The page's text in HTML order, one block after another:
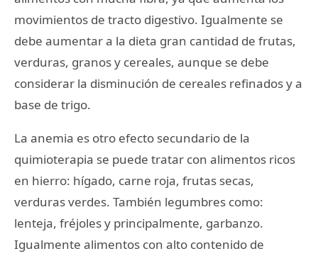
movimientos de tracto digestivo. Igualmente se
debe aumentar a la dieta gran cantidad de frutas,
verduras, granos y cereales, aunque se debe
considerar la disminución de cereales refinados y a
base de trigo.
La anemia es otro efecto secundario de la
quimioterapia se puede tratar con alimentos ricos
en hierro: hígado, carne roja, frutas secas,
verduras verdes. También legumbres como:
lenteja, fréjoles y principalmente, garbanzo.
Igualmente alimentos con alto contenido de